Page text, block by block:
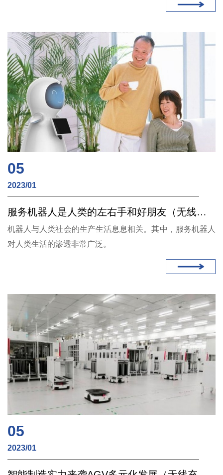
05
2023/01
服务机器人是人类的左右手和好朋友（无线充电）
机器人与人类社会的生产生活息息相关。其中，服务机器人
对人类生活的渗透非常广泛。
05
2023/01